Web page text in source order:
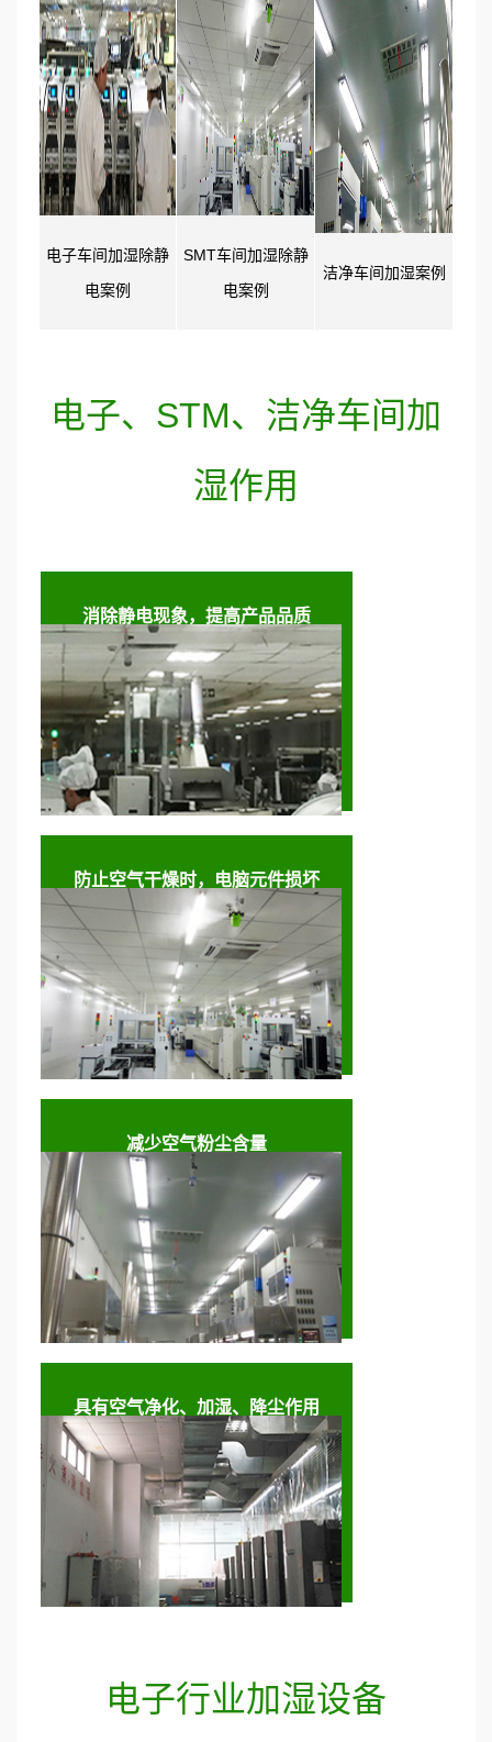
电子车间加湿除静
电案例
SMT车间加湿除静
电案例
洁净车间加湿案例
电子、STM、洁净车间加
湿作用
消除静电现象，提高产品品质
防止空气干燥时，电脑元件损坏
减少空气粉尘含量
具有空气净化、加湿、降尘作用
电子行业加湿设备